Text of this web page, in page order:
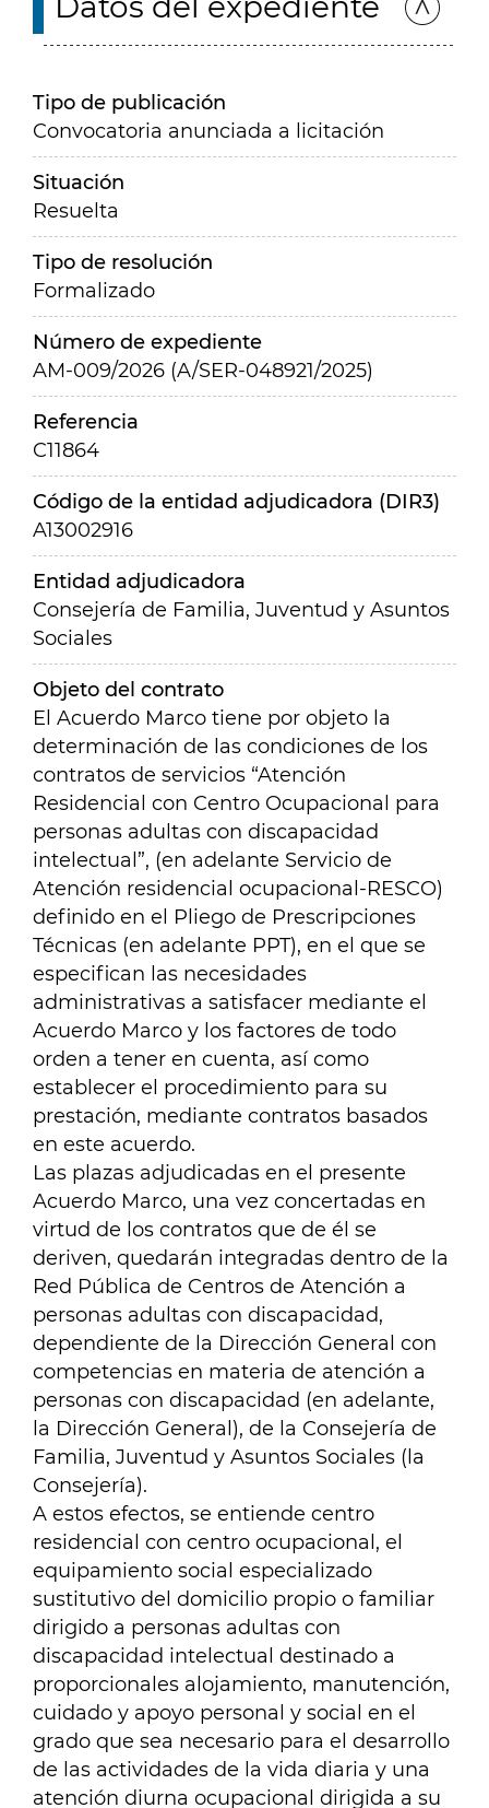
Tipo de publicación
Convocatoria anunciada a licitación
Situación
Resuelta
Tipo de resolución
Formalizado
Número de expediente
AM-009/2026 (A/SER-048921/2025)
Referencia
C11864
Código de la entidad adjudicadora (DIR3)
A13002916
Entidad adjudicadora
Consejería de Familia, Juventud y Asuntos
Sociales
Objeto del contrato
El Acuerdo Marco tiene por objeto la
determinación de las condiciones de los
contratos de servicios “Atención
Residencial con Centro Ocupacional para
personas adultas con discapacidad
intelectual”, (en adelante Servicio de
Atención residencial ocupacional-RESCO)
definido en el Pliego de Prescripciones
Técnicas (en adelante PPT), en el que se
especifican las necesidades
administrativas a satisfacer mediante el
Acuerdo Marco y los factores de todo
orden a tener en cuenta, así como
establecer el procedimiento para su
prestación, mediante contratos basados
en este acuerdo.
Las plazas adjudicadas en el presente
Acuerdo Marco, una vez concertadas en
virtud de los contratos que de él se
deriven, quedarán integradas dentro de la
Red Pública de Centros de Atención a
personas adultas con discapacidad,
dependiente de la Dirección General con
competencias en materia de atención a
personas con discapacidad (en adelante,
la Dirección General), de la Consejería de
Familia, Juventud y Asuntos Sociales (la
Consejería).
A estos efectos, se entiende centro
residencial con centro ocupacional, el
equipamiento social especializado
sustitutivo del domicilio propio o familiar
dirigido a personas adultas con
discapacidad intelectual destinado a
proporcionales alojamiento, manutención,
cuidado y apoyo personal y social en el
grado que sea necesario para el desarrollo
de las actividades de la vida diaria y una
atención diurna ocupacional dirigida a su